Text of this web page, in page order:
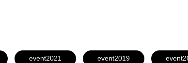
event2021 event2019